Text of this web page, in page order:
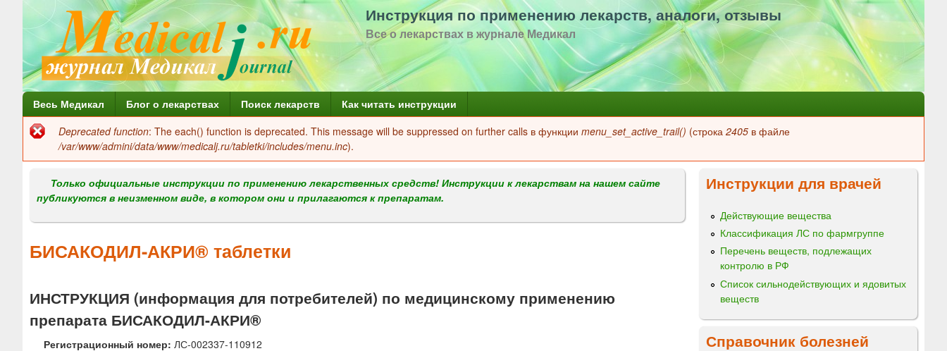
Перейти
к
содержанию
Инструкция по применению лекарств, аналоги, отзывы
Все о лекарствах в журнале Медикал
Г
л
н
м
н
ю
Весь Медикал Блог о лекарствах Поиск лекарств Как читать инструкции
Сообщение
об
ошибке
Deprecated function: The each() function is deprecated. This message will be suppressed on further calls в функции menu_set_active_trail() (строка 2405 в файле
/var/www/admini/data/www/medicalj.ru/tabletki/includes/menu.inc).
Только официальные инструкции по применению лекарственных средств! Инструкции к лекарствам на нашем сайте
публикуются в неизменном виде, в котором они и прилагаются к препаратам.
БИСАКОДИЛ-АКРИ® таблетки
ИНСТРУКЦИЯ (информация для потребителей) по медицинскому применению
препарата БИСАКОДИЛ-АКРИ®
Регистрационный номер: ЛС-002337-110912
Инструкции для врачей
Действующие вещества
Классификация ЛС по фармгруппе
Перечень веществ, подлежащих
контролю в РФ
Список сильнодействующих и ядовитых
веществ
Справочник болезней